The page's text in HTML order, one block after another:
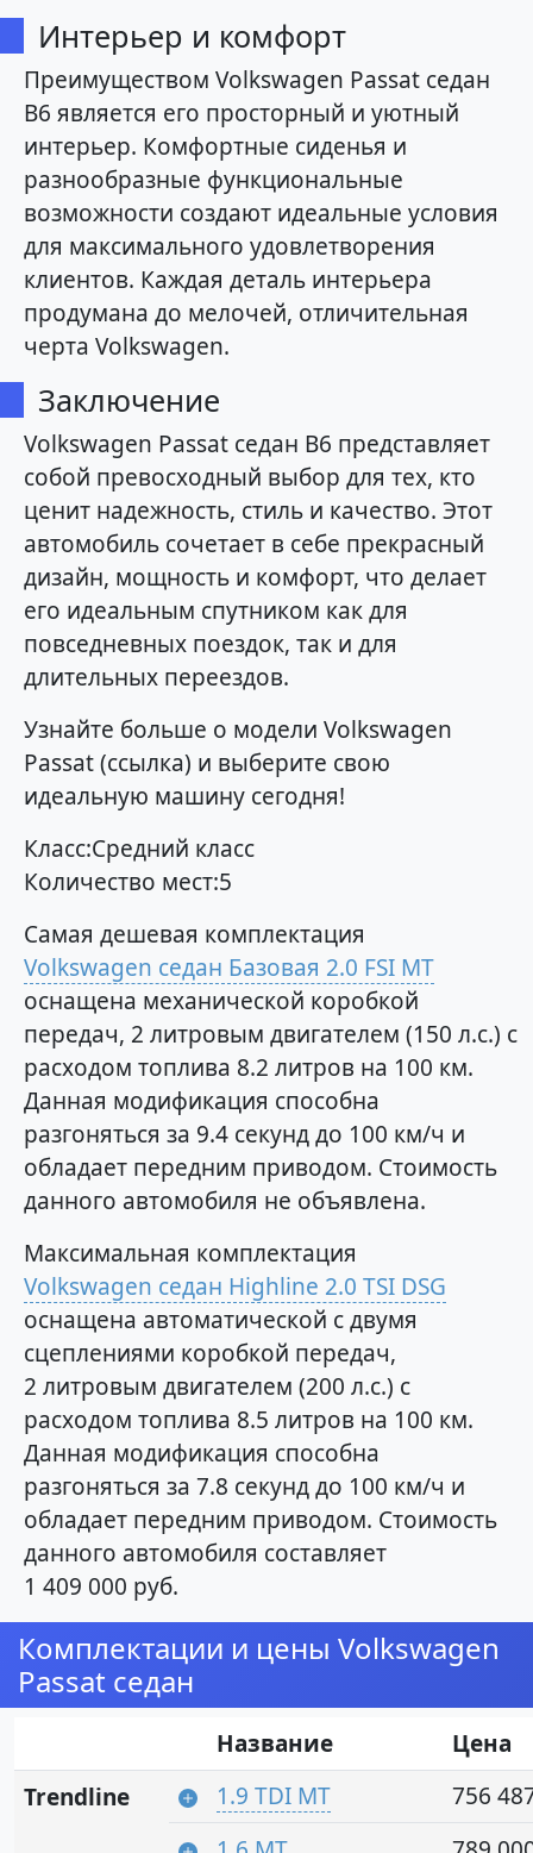
Интерьер и комфорт
Преимуществом Volkswagen Passat седан
B6 является его просторный и уютный
интерьер. Комфортные сиденья и
разнообразные функциональные
возможности создают идеальные условия
для максимального удовлетворения
клиентов. Каждая деталь интерьера
продумана до мелочей, отличительная
черта Volkswagen.
Заключение
Volkswagen Passat седан B6 представляет
собой превосходный выбор для тех, кто
ценит надежность, стиль и качество. Этот
автомобиль сочетает в себе прекрасный
дизайн, мощность и комфорт, что делает
его идеальным спутником как для
повседневных поездок, так и для
длительных переездов.
Узнайте больше о модели Volkswagen
Passat (ссылка) и выберите свою
идеальную машину сегодня!
Класс:Средний класс
Количество мест:5
Самая дешевая комплектация
Volkswagen седан Базовая 2.0 FSI MT
оснащена механической коробкой
передач, 2 литровым двигателем (150 л.с.) с
расходом топлива 8.2 литров на 100 км.
Данная модификация способна
разгоняться за 9.4 секунд до 100 км/ч и
обладает передним приводом. Стоимость
данного автомобиля не объявлена.
Максимальная комплектация
Volkswagen седан Highline 2.0 TSI DSG
оснащена автоматической с двумя
сцеплениями коробкой передач,
2 литровым двигателем (200 л.с.) с
расходом топлива 8.5 литров на 100 км.
Данная модификация способна
разгоняться за 7.8 секунд до 100 км/ч и
обладает передним приводом. Стоимость
данного автомобиля составляет
1 409 000 руб.
Комплектации и цены Volkswagen
Passat седан
Название
Цена
Trendline
1.9 TDI MT
756